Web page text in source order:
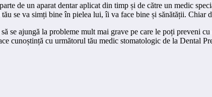
de un aparat dentar aplicat din timp și de către un medic
se va simți bine în pielea lui, îi va face bine și sănătății.
se ajungă la probleme mult mai grave pe care le poți preveni
cunoștință cu următorul tău medic stomatologic de la Dental